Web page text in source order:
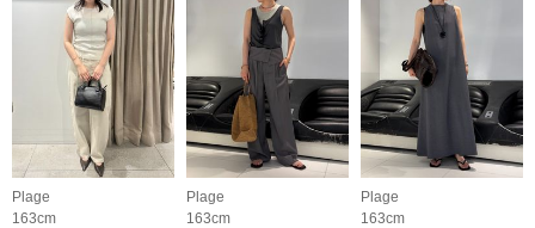
Plage
163cm
Plage
163cm
Plage
163cm